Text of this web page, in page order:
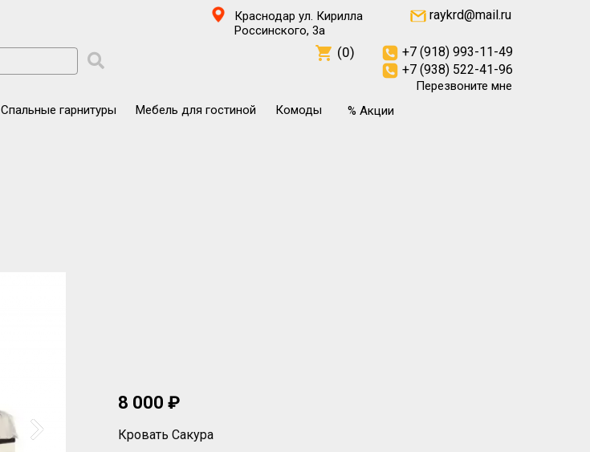
Краснодар ул. Кирилла
Россинского, 3а
raykrd@mail.ru
Перезвоните мне
Спальные гарнитуры Мебель для гостиной Комоды % Акции
(0)
+7 (918) 993-11-49
+7 (938) 522-41-96
8 000 ₽
Кровать Сакура